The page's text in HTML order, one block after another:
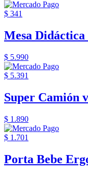
$ 341
Mesa
$ 5.990
$ 5.391
Super Camión
$ 1.890
$ 1.701
Porta Bebe